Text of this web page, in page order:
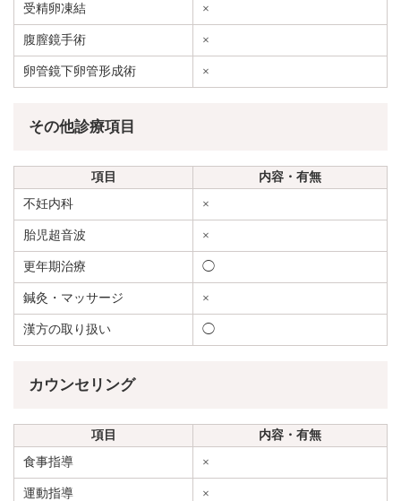
受精卵凍結 ×
腹膣鏡手術 ×
卵管鏡下卵管形成術 ×
その他診療項目
項目
内容・有無
不妊内科
×
胎児超音波 ×
更年期治療 ◯
鍼灸・マッサージ ×
漢方の取り扱い ◯
カウンセリング
項目
内容・有無
食事指導
×
運動指導 ×